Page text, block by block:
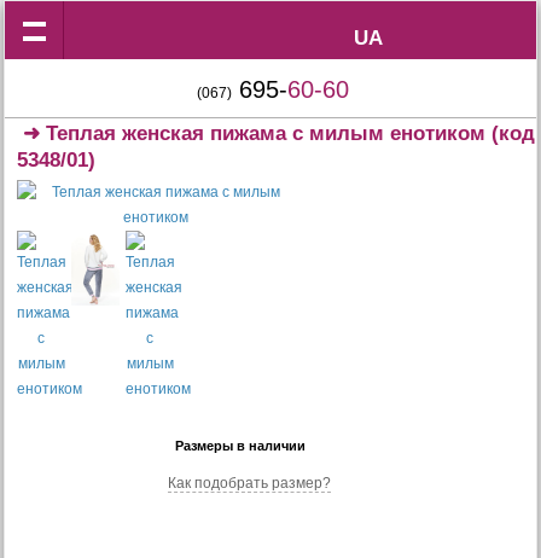
UA
UA
(067) 695-60-60
➜Теплая женская пижама с милым енотиком (код
5348/01)
Размеры в наличии
Как подобрать размер?